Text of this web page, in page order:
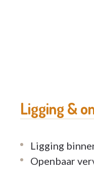
Ligging &
Ligging
Openbaar